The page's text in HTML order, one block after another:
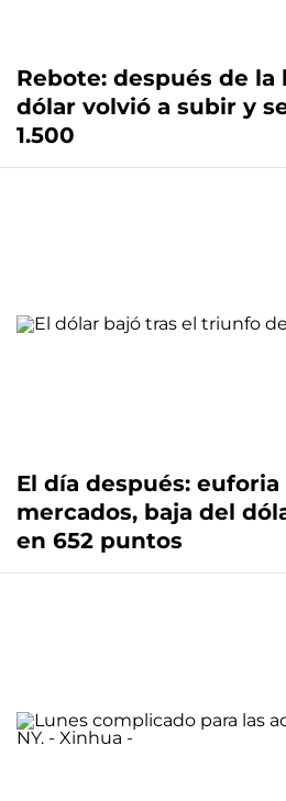
Rebote: después de la
dólar volvió a subir y
1.500
El día después: euforia
mercados, baja del
en 652 puntos